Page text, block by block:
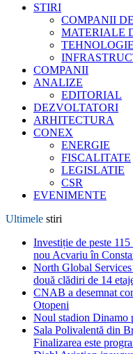
STIRI
COMPANII
MATERIALE
COMPANII
ANALIZE
EDITORIAL
DEZVOLTATORI
ARHITECTURA
CONEX
ENERGIE
FISCALITATE
LEGISLATIE
CSR
EVENIMENTE
Ultimele stiri
Investiție de peste
nou Acvariu în
North Global
două clădiri de 14
CNAB a desemnat
Otopeni
Noul stadion Dinamo
Sala Polivalentă din
Finalizarea este